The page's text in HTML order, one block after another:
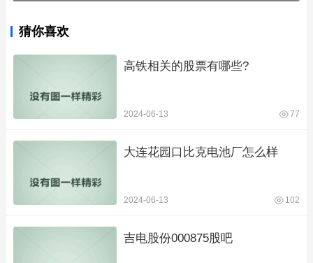
猜你喜欢
高铁相关的股票有哪些?
2024-06-13 77
大连花园口比克电池厂怎么样
2024-06-13 102
吉电股份000875股吧